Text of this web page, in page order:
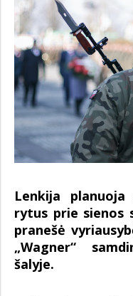
Lenkija
rytus prie sienos
pranešė
„Wagner“
šalyje.